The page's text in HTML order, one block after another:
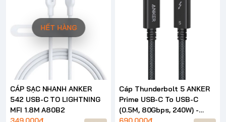
HẾT HÀNG
CÁP SẠC NHANH ANKER
542 USB-C TO LIGHTNING
MFI 1.8M A80B2
Cáp Thunderbolt 5 ANKER
Prime USB-C To USB-C
(0.5M, 80Gbps, 240W) -